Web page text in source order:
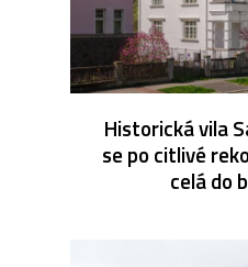
Historická vila
se po citlivé
celá do